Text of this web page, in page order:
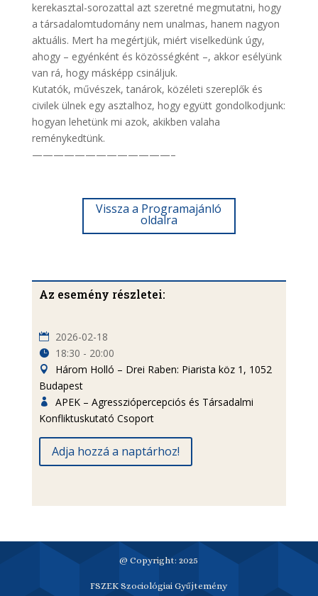
kerekasztal-sorozattal azt szeretné megmutatni, hogy
a társadalomtudomány nem unalmas, hanem nagyon
aktuális. Mert ha megértjük, miért viselkedünk úgy,
ahogy – egyénként és közösségként –, akkor esélyünk
van rá, hogy másképp csináljuk.
Kutatók, művészek, tanárok, közéleti szereplők és
civilek ülnek egy asztalhoz, hogy együtt gondolkodjunk:
hogyan lehetünk mi azok, akikben valaha
reménykedtünk.
—————————————–
Vissza a Programajánló
oldalra
Az esemény részletei:
2026-02-18
18:30 - 20:00
Három Holló – Drei Raben: Piarista köz 1, 1052
Budapest
APEK – Agressziópercepciós és Társadalmi
Konfliktuskutató Csoport
Adja hozzá a naptárhoz!
@ Copyright: 2025
FSZEK Szociológiai Gyűjtemény